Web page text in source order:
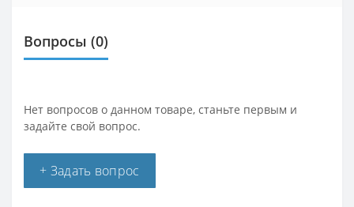
Вопросы (0)
Нет вопросов о данном товаре, станьте первым и
задайте свой вопрос.
+ Задать вопрос